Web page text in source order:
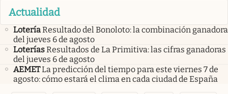
Actualidad
LoteríaResultado del Bonoloto: la combinación ganadora
del jueves 6 de agosto
LoteríasResultados de La Primitiva: las cifras ganadoras
del jueves 6 de agosto
AEMETLa predicción del tiempo para este viernes 7 de
agosto: cómo estará el clima en cada ciudad de España